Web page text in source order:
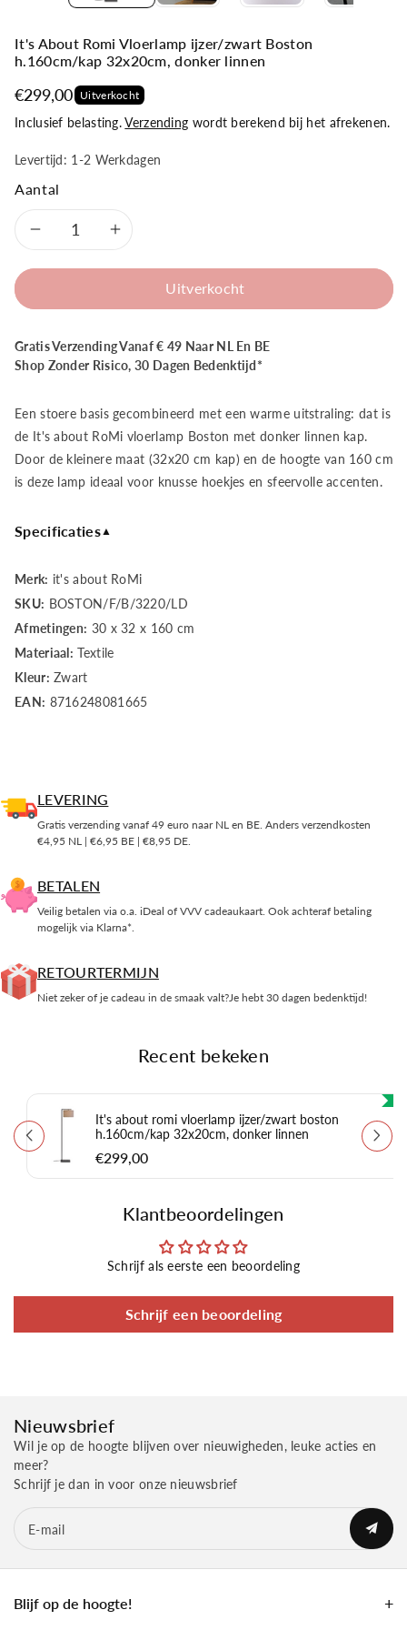
It's About Romi Vloerlamp ijzer/zwart Boston
h.160cm/kap 32x20cm, donker linnen
€299,00 Uitverkocht
Inclusief belasting.Verzending wordt berekend bij het afrekenen.
Levertijd: 1-2 Werkdagen
Aantal
Aantal
It&#39;s
About
Romi
Vloerlamp
ijzer/zwart
h.160cm/kap
32x20cm,
donker
linnen
Aantal
verhogen
It&#39;s
About
Romi
Vloerlamp
h.160cm/kap
32x20cm,
linnen
Uitverkocht
Gratis Verzending Vanaf € 49 Naar NL En BE
Shop Zonder Risico, 30 Dagen Bedenktijd*
Een stoere basis gecombineerd met een warme uitstraling: dat is
de It's about RoMi vloerlamp Boston met donker linnen kap.
Door de kleinere maat (32x20 cm kap) en de hoogte van 160 cm
is deze lamp ideaal voor knusse hoekjes en sfeervolle accenten.
Specificaties▲
Merk: it's about RoMi
SKU: BOSTON/F/B/3220/LD
Afmetingen: 30 x 32 x 160 cm
Materiaal: Textile
Kleur: Zwart
EAN: 8716248081665
LEVERING
Gratis verzending vanaf 49 euro naar NL en BE. Anders verzendkosten
€4,95 NL | €6,95 BE | €8,95 DE.
BETALEN
Veilig betalen via o.a. iDeal of VVV cadeaukaart. Ook achteraf betaling
mogelijk via Klarna*.
RETOURTERMIJN
Niet zeker of je cadeau in de smaak valt?Je hebt 30 dagen bedenktijd!
Recent bekeken
It's about romi vloerlamp ijzer/zwart boston
h.160cm/kap 32x20cm, donker linnen
€299,00
Klantbeoordelingen
Schrijf als eerste een beoordeling
Schrijf een beoordeling
Nieuwsbrief
Wil je op de hoogte blijven over nieuwigheden, leuke acties en
meer?
Schrijf je dan in voor onze nieuwsbrief
E‑mail
Blijf op de hoogte!